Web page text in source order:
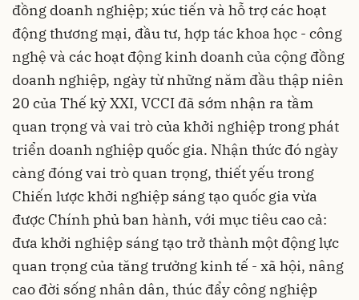
đồng doanh nghiệp; xúc tiến và hỗ trợ các hoạt
động thương mại, đầu tư, hợp tác khoa học - công
nghệ và các hoạt động kinh doanh của cộng đồng
doanh nghiệp, ngày từ những năm đầu thập niên
20 của Thế kỷ XXI, VCCI đã sớm nhận ra tầm
quan trọng và vai trò của khởi nghiệp trong phát
triển doanh nghiệp quốc gia. Nhận thức đó ngày
càng đóng vai trò quan trọng, thiết yếu trong
Chiến lược khởi nghiệp sáng tạo quốc gia vừa
được Chính phủ ban hành, với mục tiêu cao cả:
đưa khởi nghiệp sáng tạo trở thành một động lực
quan trọng của tăng trưởng kinh tế - xã hội, nâng
cao đời sống nhân dân, thúc đẩy công nghiệp